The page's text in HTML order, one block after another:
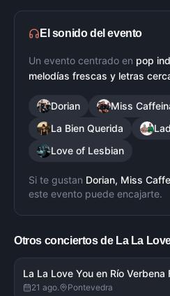
El sonido del evento
Un evento centrado en pop
melodías frescas y letras
Dorian
Miss
La Bien Querida
Love of Lesbian
Si te gustan Dorian, Miss
este evento puede encajarte.
Otros conciertos de La La
La La Love You en Río Verbena
21 ago. Pontevedra